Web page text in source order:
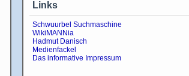
Links
Schwuurbel Suchmaschine
WikiMANNia
Hadmut Danisch
Medienfackel
Das informative Impressum